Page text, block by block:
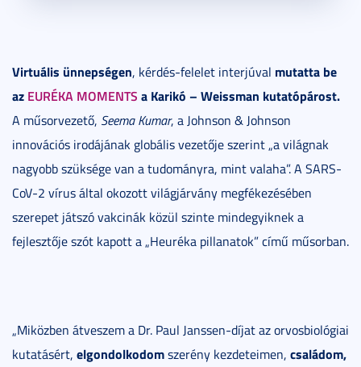
Virtuális ünnepségen, kérdés-felelet interjúval mutatta be
az EURÉKA MOMENTS a Karikó – Weissman kutatópárost.
A műsorvezető, Seema Kumar, a Johnson & Johnson
innovációs irodájának globális vezetője szerint „a világnak
nagyobb szüksége van a tudományra, mint valaha”. A SARS-
CoV-2 vírus által okozott világjárvány megfékezésében
szerepet játszó vakcinák közül szinte mindegyiknek a
fejlesztője szót kapott a „Heuréka pillanatok” című műsorban.
„Miközben átveszem a Dr. Paul Janssen-díjat az orvosbiológiai
kutatásért, elgondolkodomszerény kezdeteimen, családom,